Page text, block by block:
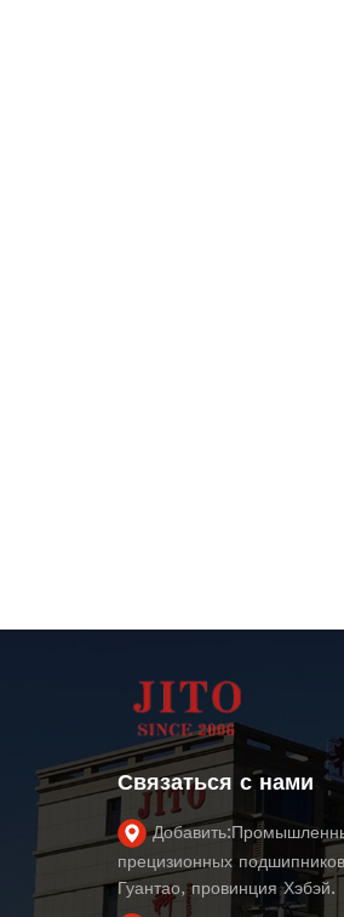
Связаться с нами
Добавить:
прецизионных
Гуантао, провинция Хэбэй.